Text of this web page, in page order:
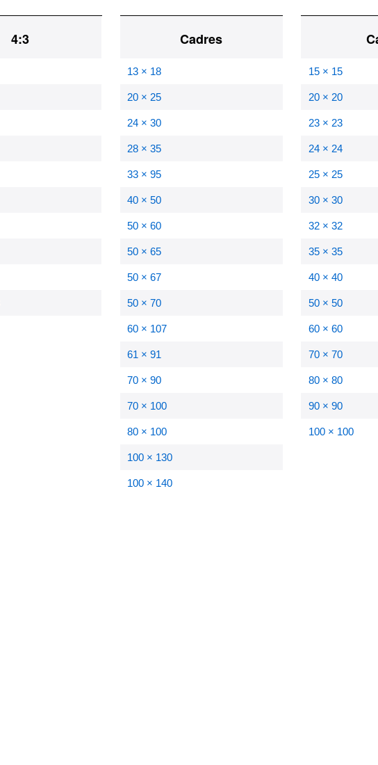
4:3 Cadres
13 × 18
20 × 25
24 × 30
28 × 35
33 × 95
40 × 50
50 × 60
50 × 65
50 × 67
50 × 70
60 × 107
61 × 91
70 × 90
70 × 100
80 × 100
100 × 130
100 × 140
15 × 15
20 × 20
23 × 23
24 × 24
25 × 25
30 × 30
32 × 32
35 × 35
40 × 40
50 × 50
60 × 60
70 × 70
80 × 80
90 × 90
100 × 100